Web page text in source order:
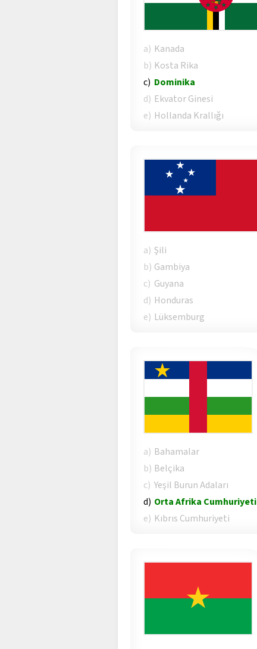
a) Kanada
b) Kosta Rika
c) Dominika
d) Ekvator Ginesi
e) Hollanda Krallığı
a) Şili
b) Gambiya
c) Guyana
d) Honduras
e) Lüksemburg
a) Bahamalar
b) Belçika
c) Yeşil Burun Adaları
d) Orta Afrika Cumhuriyeti
e) Kıbrıs Cumhuriyeti